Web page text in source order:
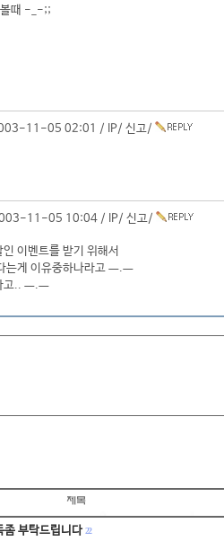
볼때 -_-;;
11-05 02:01 / IP/ 신고/
11-05 10:04 / IP/ 신고/
이벤트를 받기 위해서
는게 이유중하나라고 ㅡ.ㅡ
고.. ㅡ.ㅡ
좀 부탁드립니다 22